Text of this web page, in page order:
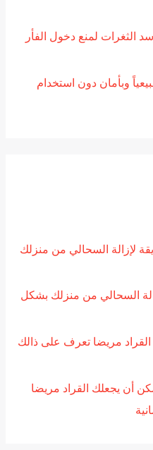
الثغرات لمنع دخول الفأر
وبأمان دون استخدام
لإزالة السحالي من منزلك
السحالي من منزلك بشكل
مريضا تعرف على ذالك
أن يجعلك القراد مريضا